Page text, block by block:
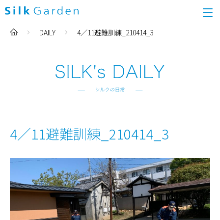
DAILY 4／11避難訓練_210414_3
4／11避難訓練_210414_3